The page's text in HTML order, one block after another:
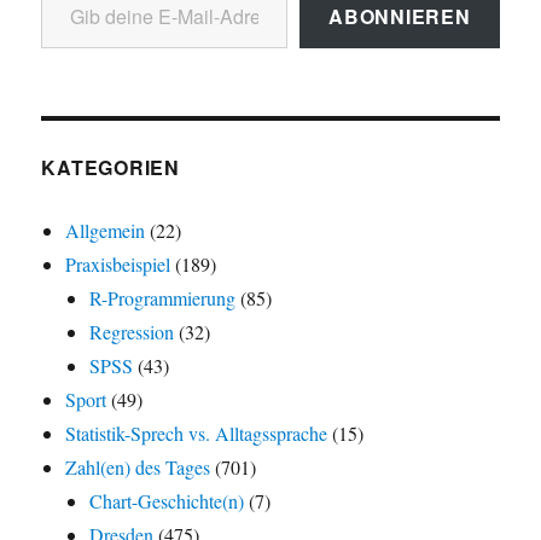
ABONNIEREN
KATEGORIEN
Allgemein (22)
Praxisbeispiel (189)
R-Programmierung(85)
Regression (32)
SPSS (43)
Sport(49)
Statistik-Sprech vs. Alltagssprache(15)
Zahl(en) des Tages(701)
Chart-Geschichte(n)(7)
Dresden (475)